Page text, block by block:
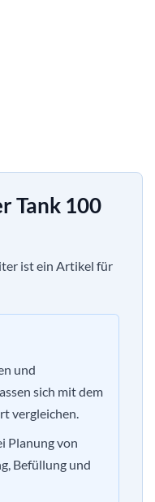
Tank 100
ist ein Artikel für
und
sich mit dem
vergleichen.
Planung von
Befüllung und